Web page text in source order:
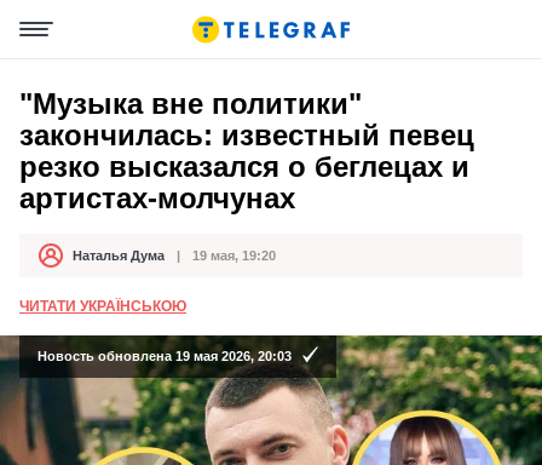
"Музыка вне политики"
закончилась: известный певец
резко высказался о беглецах и
артистах-молчунах
АвторНаталья Дума
Дата публикации 19 мая, 19:20
ЧИТАТИ УКРАЇНСЬКОЮ
Новость обновлена 19 мая 2026, 20:03